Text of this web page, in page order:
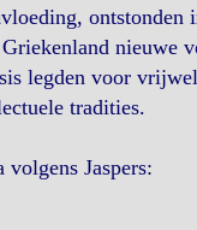
ontstonden
nieuwe
legden voor
tradities.
Jaspers: